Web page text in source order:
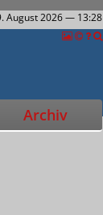
August 2026— 13:28
Archiv